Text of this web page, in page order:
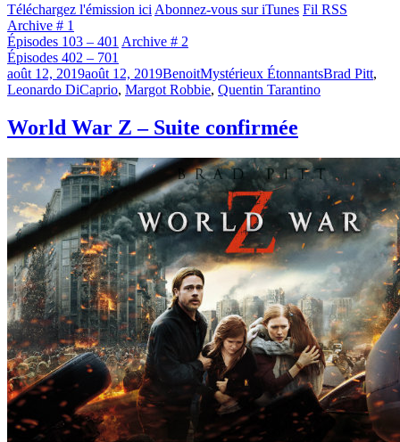
Téléchargez l'émission ici Abonnez-vous sur iTunes Fil RSS
Archive # 1
Épisodes 103 – 401 Archive # 2
Épisodes 402 – 701
Publié
le
août 12, 2019août 12, 2019BenoitCatégories
Mystérieux ÉtonnantsÉtiquettes
Brad Pitt,
Leonardo DiCaprio, Margot Robbie, Quentin Tarantino
World War Z – Suite confirmée